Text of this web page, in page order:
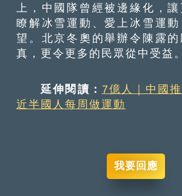
上，中國隊曾經被邊緣化，
瞭解冰雪運動、愛上冰雪運
望。北京冬奧的舉辦令陳露
真，更令更多的民眾從中受益。
延伸閱讀： 7億人｜中國
近半國人每周做運動
我要回應